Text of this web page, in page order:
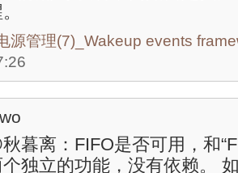
源管理(7)_Wakeup events
秋暮离：FIFO是否可用，和
独立的功能，没有依赖。